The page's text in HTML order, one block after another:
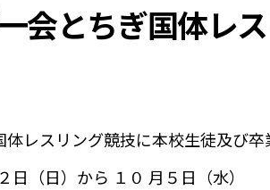
会とちぎ国体レ
レスリング競技に本校生徒及び卒
（日）から １０ 月５日（水）